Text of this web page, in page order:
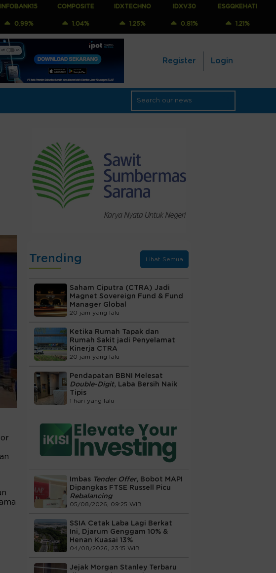
COMPOSITE IDXTECHNO IDXV30
0.81%
ESGQKEHATI
Register Login
Trending Lihat Semua
Saham Ciputra (CTRA) Jadi
Magnet Sovereign Fund & Fund
Manager Global
20 jam yang lalu
Ketika Rumah Tapak dan
Rumah Sakit jadi Penyelamat
Kinerja CTRA
20 jam yang lalu
Pendapatan BBNI Melesat
Double-Digit, Laba Bersih Naik
Tipis
1 hari yang lalu
Imbas Tender Offer, Bobot MAPI
Dipangkas FTSE Russell Picu
Rebalancing
05/08/2026, 09:25 WIB
SSIA Cetak Laba Lagi Berkat
Ini, Djarum Genggam 10% &
Henan Kuasai 13%
04/08/2026, 23:15 WIB
Jejak Morgan Stanley Terbaru